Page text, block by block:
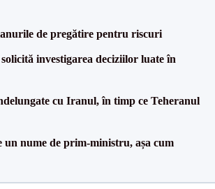
de pregătire pentru riscuri
investigarea deciziilor luate în
cu Iranul, în timp ce Teheranul
nume de prim-ministru, așa cum